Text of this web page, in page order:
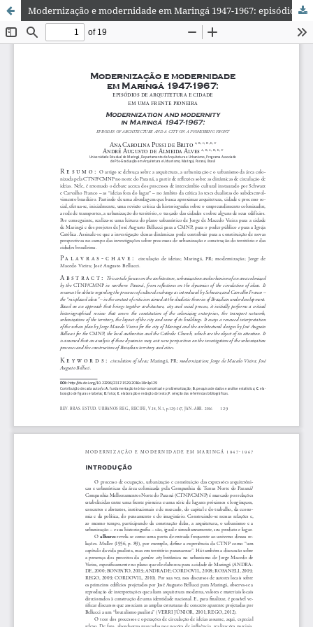
Modernização e modernidade em Maringá 1947-1967: episódios de arquitetura e cidade em uma frente pioneira | Modernization and modernity in Maringá 1947-1967: episodes of architecture and a city on a pioneering front